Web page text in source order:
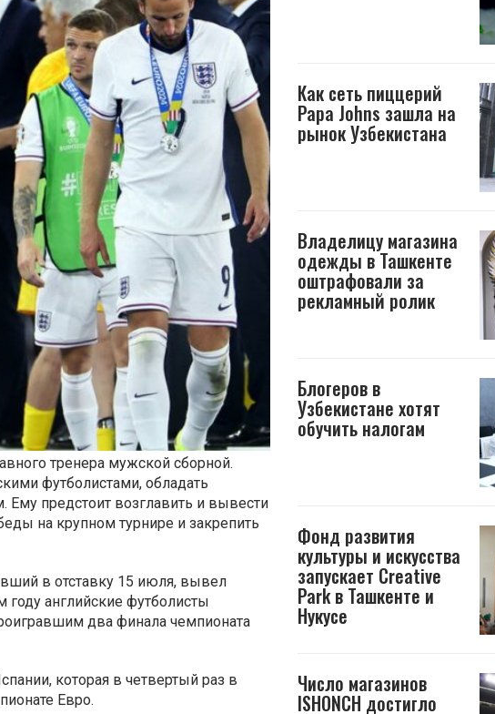
тренера мужской сборной.
футболистами, обладать
Ему предстоит возглавить и вывести
на крупном турнире и закрепить
в отставку 15 июля, вывел
английские футболисты
два финала чемпионата
которая в четвертый раз в
Евро.
Как сеть пиццерий
Papa Johns зашла на
рынок Узбекистана
Владелицу магазина
одежды в Ташкенте
оштрафовали за
рекламный ролик
Блогеров в
Узбекистане хотят
обучить налогам
Фонд развития
культуры и искусства
запускает Creative
Park в Ташкенте и
Нукусе
Число магазинов
ISHONCH достигло